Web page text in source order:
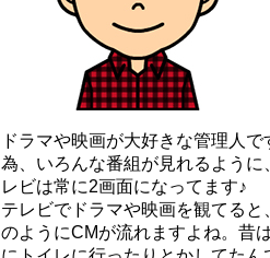
ドラマや映画が大好きな管理人で
為、いろんな番組が見れるように
レビは常に2画面になってます♪
テレビでドラマや映画を観てると
のようにCMが流れますよね。昔